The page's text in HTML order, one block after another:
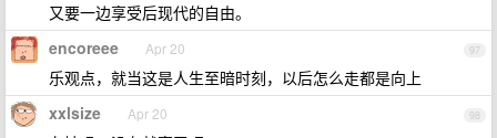
又要一边享受后现代的自由。
97
encoreee Apr 20
乐观点，就当这是人生至暗时刻，以后怎么走都是向上
98
xxlsize Apr 20